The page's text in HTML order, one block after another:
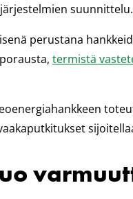
suunnittelu.
perustana
termistä